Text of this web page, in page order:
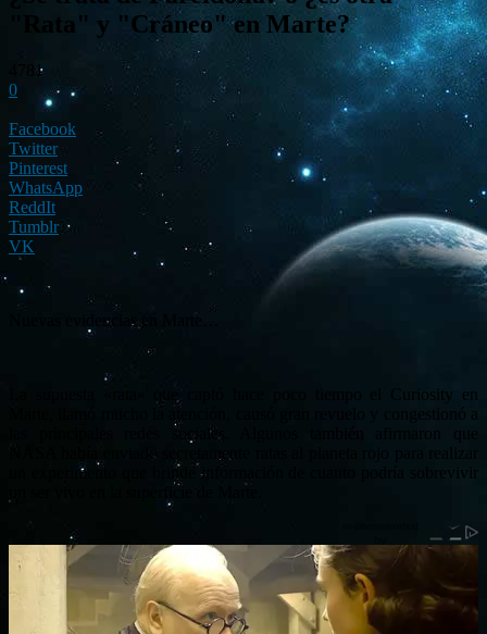
"Rata" y "Cráneo" en Marte?
4781
0
Facebook
Twitter
Pinterest
WhatsApp
ReddIt
Tumblr
VK
Nuevas evidencias en Marte…
La supuesta «rata» que captó hace poco tiempo el Curiosity en
Marte, llamó mucho la atención, causó gran revuelo y congestionó a
las principales redes sociales. Algunos también afirmaron que
NASA había enviado secretamente ratas al planeta rojo para realizar
un experimento que brinde información de cuanto podría sobrevivir
un ser vivo en la superficie de Marte.